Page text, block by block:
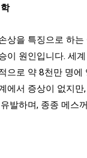
상을 특징으로 하는
이 원인입니다. 세
으로 약 8천만 명에
에서 증상이 없지만
발하며, 종종 메스